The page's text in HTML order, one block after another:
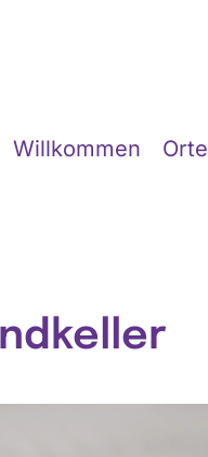
Willkommen Orte